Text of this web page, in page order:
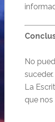
No
La
que nos